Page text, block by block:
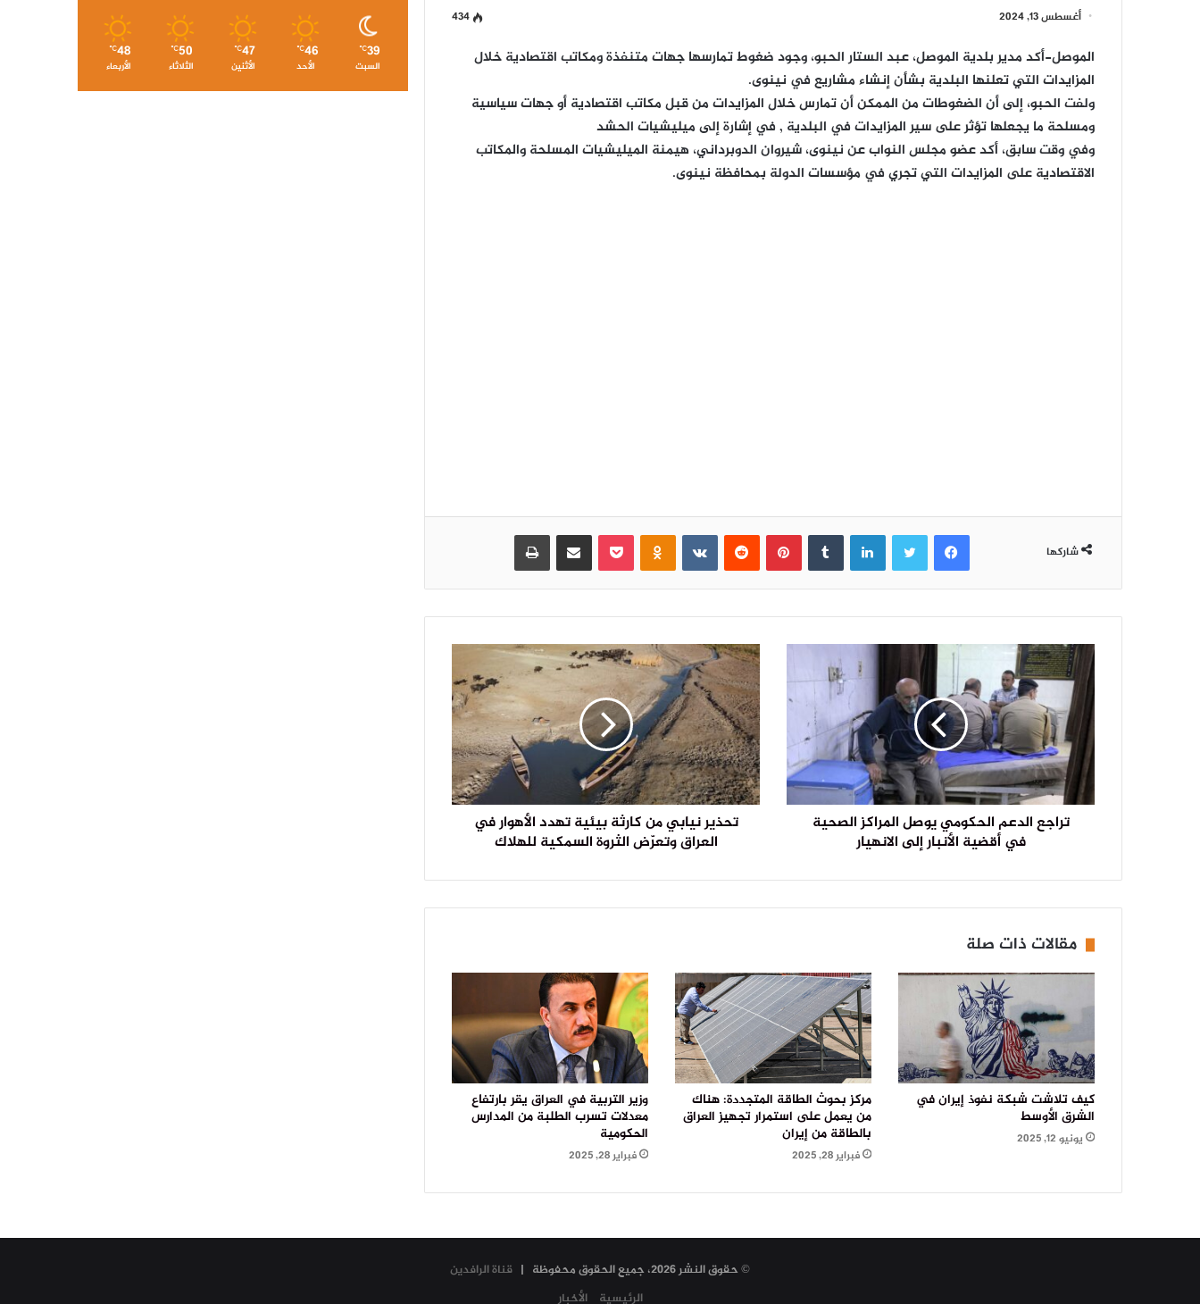
أغسطس 13, 2024 434
الموصل-أكد مدير بلدية الموصل، عبد الستار الحبو، وجود ضغوط تمارسها جهات متنفذة ومكاتب اقتصادية خلال
المزايدات التي تعلنها البلدية بشأن إنشاء مشاريع في نينوى.
ولفت الحبو، إلى أن الضغوطات من الممكن أن تمارس خلال المزايدات من قبل مكاتب اقتصادية أو جهات سياسية
ومسلحة ما يجعلها تؤثر على سير المزايدات في البلدية , في إشارة إلى ميليشيات الحشد
وفي وقت سابق، أكد عضو مجلس النواب عن نينوى، شيروان الدوبرداني، هيمنة الميليشيات المسلحة والمكاتب
الاقتصادية على المزايدات التي تجري في مؤسسات الدولة بمحافظة نينوى.
شاركها
فيسبوك لينكدإن بينتيريست بوكيت مشاركة عبر البريد
تراجع الدعم الحكومي يوصل المراكز الصحية
في أقضية الأنبار إلى الانهيار
تحذير نيابي من كارثة بيئية تهدد الأهوار في
العراق وتعرّض الثروة السمكية للهلاك
مقالات ذات صلة
كيف تلاشت شبكة نفوذ إيران في
الشرق الأوسط
يونيو 12, 2025
مركز بحوث الطاقة المتجددة: هناك
من يعمل على استمرار تجهيز العراق
بالطاقة من إيران
فبراير 28, 2025
وزير التربية في العراق يقر بارتفاع
معدلات تسرب الطلبة من المدارس
الحكومية
فبراير 28, 2025
39
℃
السبت
46
℃
الأحد
47
℃
الأثنين
50
℃
الثلاثاء
48
℃
الأربعاء
© حقوق النشر 2026، جميع الحقوق محفوظة |
قناة الرافدين
الرئيسية
الأخبار